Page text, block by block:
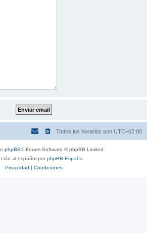
Todos los horarios son UTC+02:00
phpBB® Forum Software © phpBB Limited
al español porphpBB España
Privacidad | Condiciones